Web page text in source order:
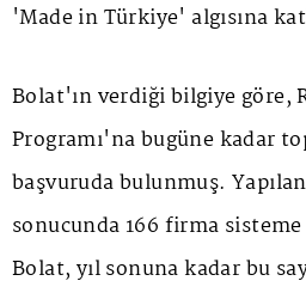
'Made in Türkiye' algısına
Bolat'ın verdiği bilgiye göre,
Programı'na bugüne kadar
başvuruda bulunmuş.
sonucunda 166 firma
Bolat, yıl sonuna kadar bu